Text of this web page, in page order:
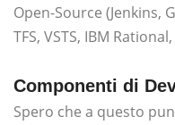
Open-Source (Jenkins,
TFS, VSTS, IBM
Componenti di
Spero che a questo